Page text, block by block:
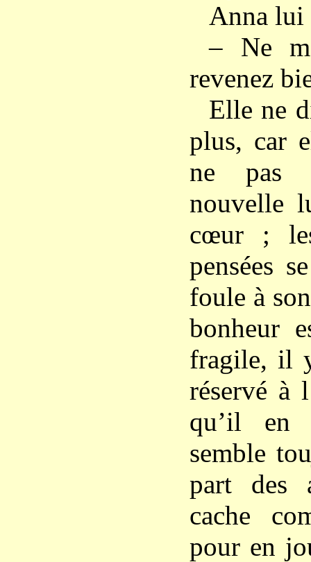
Anna
– Ne
revenez
Elle ne
plus, car
ne pas
nouvelle
cœur ;
pensées
foule à
bonheur
fragile, il
réservé à
qu’il en
semble
part des
cache
pour en